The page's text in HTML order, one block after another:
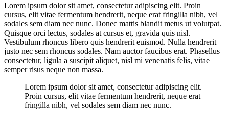
Lorem ipsum dolor sit amet, consectetur adipiscing elit. Proin
cursus, elit vitae fermentum hendrerit, neque erat fringilla nibh, vel
sodales sem diam nec nunc. Donec mattis blandit metus ut volutpat.
Quisque orci lectus, sodales at cursus et, gravida quis nisl.
Vestibulum rhoncus libero quis hendrerit euismod. Nulla hendrerit
justo nec sem rhoncus sodales. Nam auctor faucibus erat. Phasellus
consectetur, ligula a suscipit aliquet, nisl mi venenatis felis, vitae
semper risus neque non massa.
Lorem ipsum dolor sit amet, consectetur adipiscing elit.
Proin cursus, elit vitae fermentum hendrerit, neque erat
fringilla nibh, vel sodales sem diam nec nunc.